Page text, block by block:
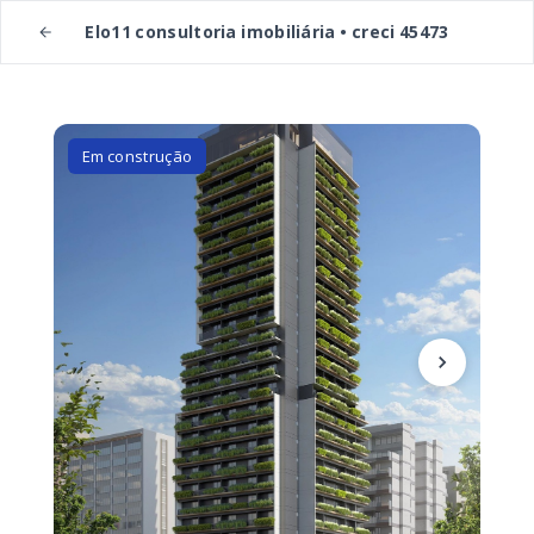
Elo11 consultoria imobiliária • creci 45473
Em construção